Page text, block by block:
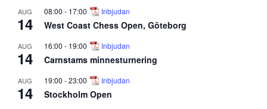
AUG
14
08:00 - 17:00 Inbjudan
West Coast Chess Open, Göteborg
AUG
14
16:00 - 19:00 Inbjudan
Carnstams minnesturnering
AUG
14
19:00 -23:00 Inbjudan
Stockholm Open